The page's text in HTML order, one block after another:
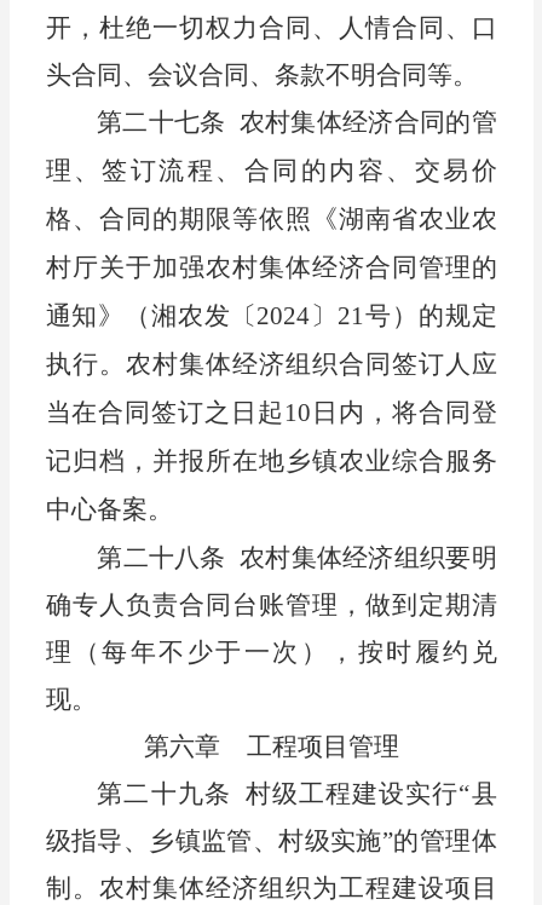
开，杜绝一切权力合同、人情合同、口
头合同、会议合同、条款不明合同等。
第二十七条 农村集体经济合同的管
理、签订流程、合同的内容、 交易价
格、 合同的期限等依照《湖南省农业农
村厅关于加强农村集体经济合同管理的
通知》（湘农发〔2024〕21号）的规定
执行。 农村集体经济组织合同签订人应
当在合同签订之日起 10日内，将合同登
记归档，并报 所在地乡镇农业综合服务
中心备案。
第二十八条 农村集体经济组织要明
确专人负责合同 台账管理，做到定期清
理（每年不少于一次），按时履约兑
现。
第六章
工程项目管理
第二十九条 村级工程建设实行“县
级指导、
乡镇监管、村级实施”的管理体
制。 农村集体经济组织为工程建设项目